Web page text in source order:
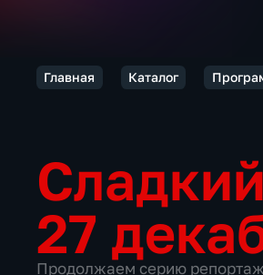
Главная Каталог
27
Продолжаем серию